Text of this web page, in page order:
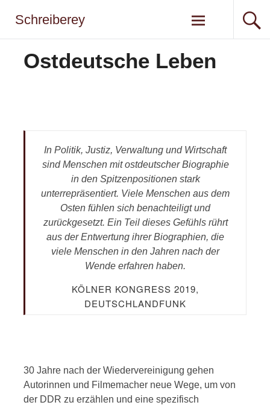
InhaltSchreiberey
Ostdeutsche Leben
In Politik, Justiz, Verwaltung und Wirtschaft
sind Menschen mit ostdeutscher Biographie
in den Spitzenpositionen stark
unterrepräsentiert. Viele Menschen aus dem
Osten fühlen sich benachteiligt und
zurückgesetzt. Ein Teil dieses Gefühls rührt
aus der Entwertung ihrer Biographien, die
viele Menschen in den Jahren nach der
Wende erfahren haben.
KÖLNER KONGRESS 2019,
DEUTSCHLANDFUNK
30 Jahre nach der Wiedervereinigung gehen
Autorinnen und Filmemacher neue Wege, um von
der DDR zu erzählen und eine spezifisch